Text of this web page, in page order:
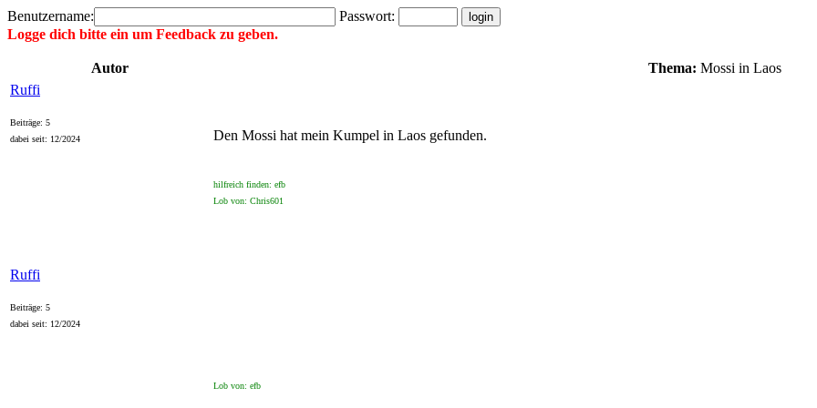
Benutzername:
Passwort:
Logge dich bitte ein um Feedback zu geben.
Autor Thema: Mossi in Laos
Ruffi
Beiträge: 5
dabei seit: 12/2024
Den Mossi hat mein Kumpel in Laos gefunden.
hilfreich finden: efb
Lob von: Chris601
Ruffi
Beiträge: 5
dabei seit: 12/2024
Lob von: efb